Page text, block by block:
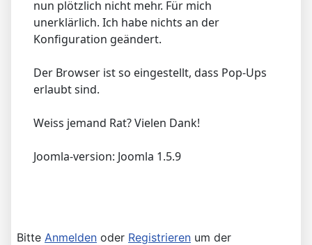
nun plötzlich nicht mehr. Für mich
unerklärlich. Ich habe nichts an der
Konfiguration geändert.
Der Browser ist so eingestellt, dass Pop-Ups
erlaubt sind.
Weiss jemand Rat? Vielen Dank!
Joomla-version: Joomla 1.5.9
Bitte Anmelden oder Registrieren um der